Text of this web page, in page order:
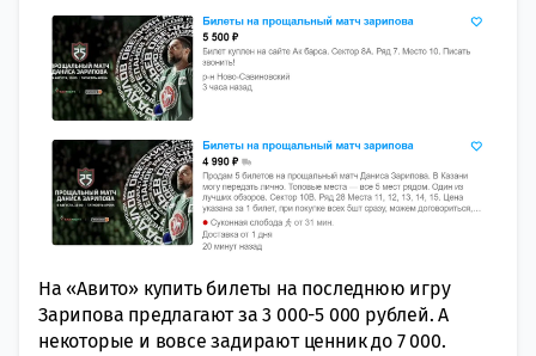
На «Авито» купить билеты на последнюю игру
Зарипова предлагают за 3 000-5 000 рублей. А
некоторые и вовсе задирают ценник до 7 000.